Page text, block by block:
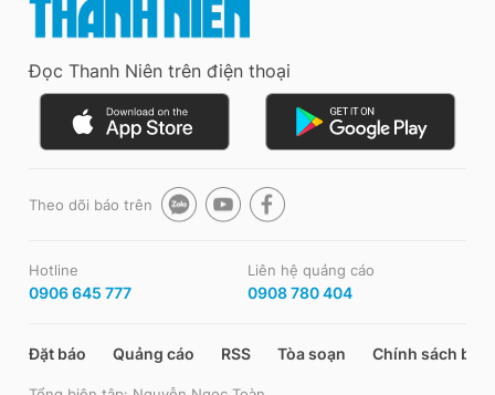
Đọc Thanh Niên trên điện thoại
Theo dõi báo trên
Hotline
0906 645 777
Liên hệ quảng cáo
0908 780 404
Đặt báo Quảng cáo RSS Tòa soạn Chính sách bảo